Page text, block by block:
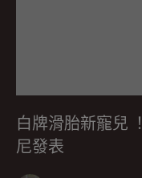
白牌滑胎新寵兒
尼發表